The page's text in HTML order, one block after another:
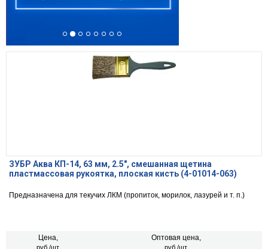
ЗУБР Аква КП-14, 63 мм, 2.5″, смешанная щетина
пластмассовая рукоятка, плоская кисть (4-01014-063)
Предназначена для текучих ЛКМ (пропиток, морилок, лазурей и т. п.)
Цена,
руб./шт.
Оптовая цена,
руб./шт.